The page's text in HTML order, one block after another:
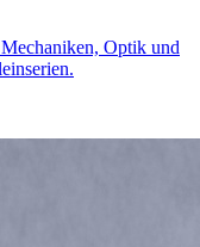
Optik und